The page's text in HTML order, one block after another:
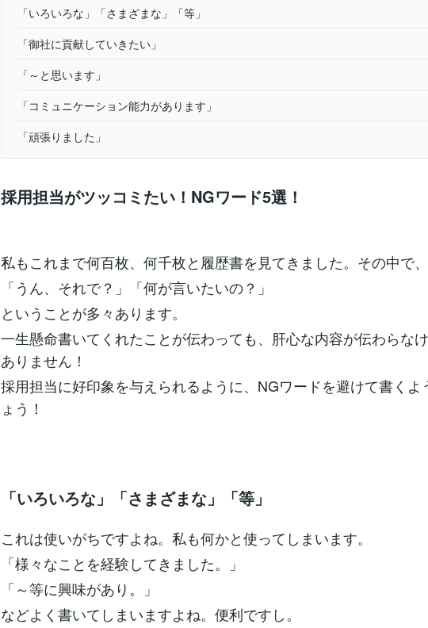
「いろいろな」「さまざまな」「等」
「御社に貢献していきたい」
「～と思います」
「コミュニケーション能力があります」
「頑張りました」
採用担当がツッコミたい！NGワード5選！
私もこれまで何百枚、何千枚と履歴書を見てきました。その中で、
「うん、それで？」「何が言いたいの？」
ということが多々あります。
一生懸命書いてくれたことが伝わっても、肝心な内容が伝わらな
ありません！
採用担当に好印象を与えられるように、NGワードを避けて書くよ
ょう！
「いろいろな」「さまざまな」「等」
これは使いがちですよね。私も何かと使ってしまいます。
「様々なことを経験してきました。」
「～等に興味があり。」
などよく書いてしまいますよね。便利ですし。